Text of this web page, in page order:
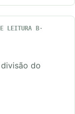
LEITURA
do